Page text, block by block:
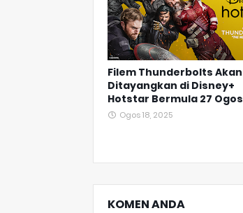
Filem Thunderbolts Akan
Ditayangkan di Disney+
Hotstar Bermula 27 Ogos
Ogos 18, 2025
KOMEN ANDA